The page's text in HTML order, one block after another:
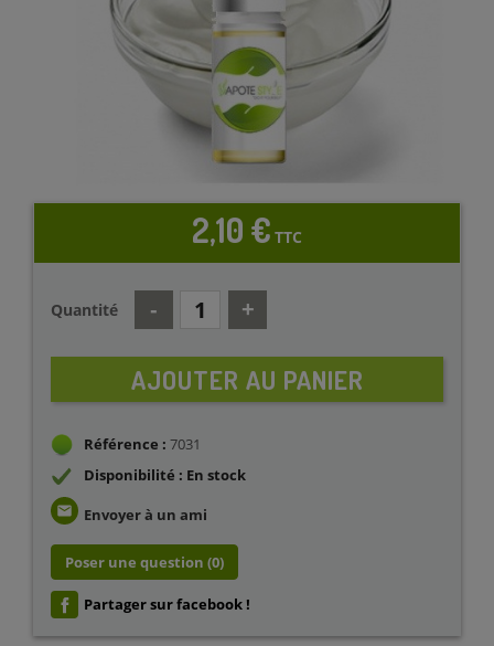
2,10 € TTC
Quantité
AJOUTER AU PANIER
Référence : 7031
Disponibilité : En stock
email Envoyer à un ami
Poser une question (0)
Partager sur facebook !